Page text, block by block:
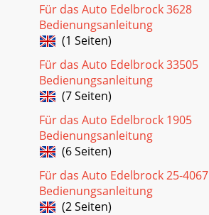
Für das Auto Edelbrock 3628
Bedienungsanleitung
(1 Seiten)
Für das Auto Edelbrock 33505
Bedienungsanleitung
(7 Seiten)
Für das Auto Edelbrock 1905
Bedienungsanleitung
(6 Seiten)
Für das Auto Edelbrock 25-4067
Bedienungsanleitung
(2 Seiten)